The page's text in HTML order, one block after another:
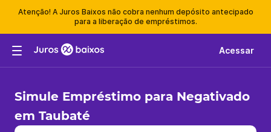
Atenção! A Juros Baixos não cobra nenhum depósito antecipado
para a liberação de empréstimos.
Acessar
Simule Empréstimo para Negativado
em Taubaté